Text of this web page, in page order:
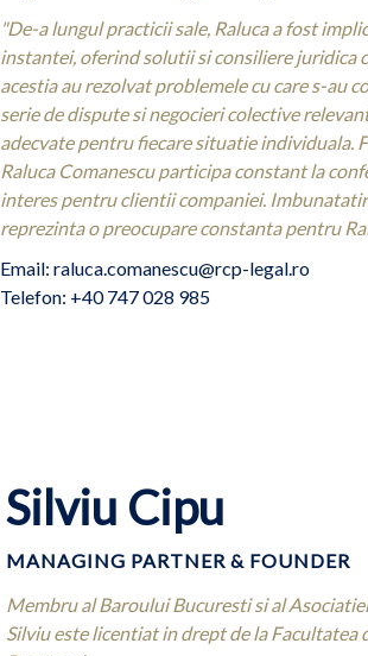
"De-a lungul practicii sale, Raluca a fost
instantei, oferind solutii si consiliere juridica
acestia au rezolvat problemele cu care s-au
serie de dispute si negocieri colective
adecvate pentru fiecare situatie individuala.
Raluca Comanescu participa constant la
interes pentru clientii companiei.
reprezinta o preocupare constanta pentru
Email: raluca.comanescu@rcp-legal.ro
Telefon: +40 747 028 985
Silviu Cipu
MANAGING PARTNER & FOUNDER
Membru al Baroului Bucuresti si al
Silviu este licentiat in drept de la